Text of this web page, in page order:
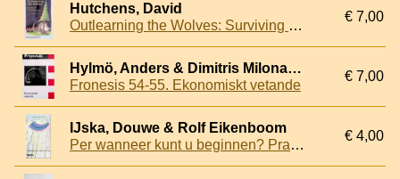
Hutchens, David
Outlearning the Wolves: Surviving and Thriving in a Learning Organization
€ 7,00
Hylmö, Anders & Dimitris Milonakis & Marion Fourcade & Étienne Ollion & Yann Algan
Fronesis 54-55. Ekonomiskt vetande
€ 7,00
IJska, Douwe & Rolf Eikenboom
Per wanneer kunt u beginnen? Praktische gids bij het vinden van een baan
€ 4,00